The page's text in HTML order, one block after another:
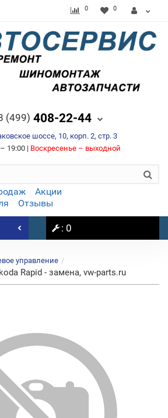
0 0
(499) 408-22-44
шоссе, 10, корп. 2, стр. 3
19:00 | Воскресенье – выходной
Акции
Отзывы
: 0
управление
Rapid - замена, vw-parts.ru